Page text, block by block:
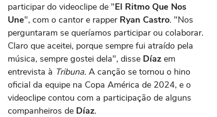
participar do videoclipe de "El Ritmo Que Nos
Une", com o cantor e rapper Ryan Castro. "Nos
perguntaram se queríamos participar ou colaborar.
Claro que aceitei, porque sempre fui atraído pela
música, sempre gostei dela", disse Díaz em
entrevista à Tribuna. A canção se tornou o hino
oficial da equipe na Copa América de 2024, e o
videoclipe contou com a participação de alguns
companheiros de Díaz.